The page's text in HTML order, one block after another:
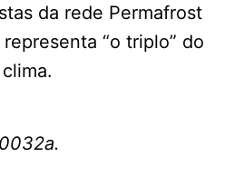
da rede Permafrost
“o triplo” do